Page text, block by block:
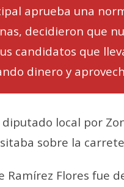
aprueba una
decidieron que
candidatos que
dinero y
local por
sobre la
Ramírez Flores fue